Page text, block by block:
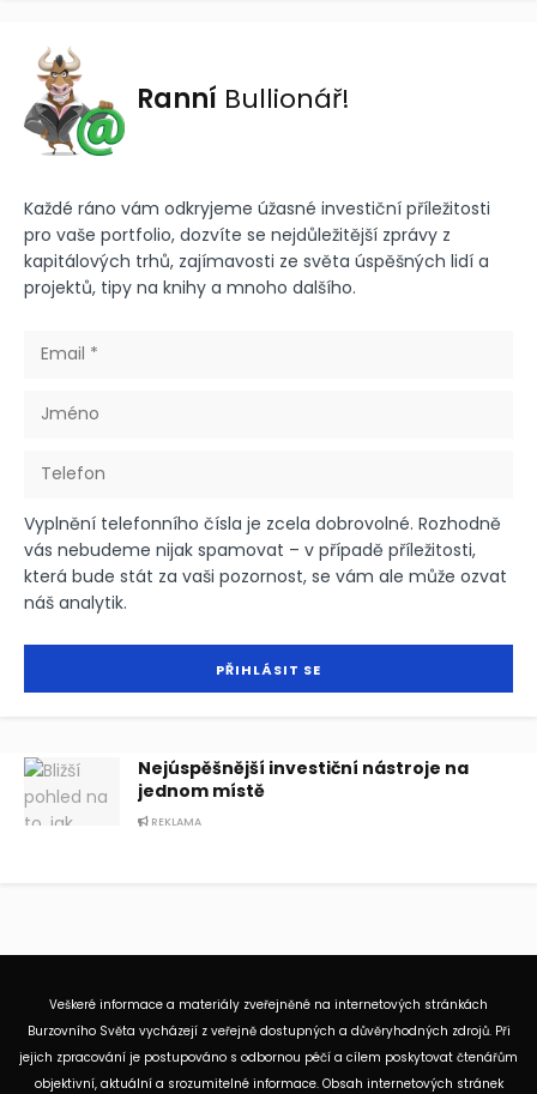
Ranní Bullionář!
Každé ráno vám odkryjeme úžasné investiční příležitosti
pro vaše portfolio, dozvíte se nejdůležitější zprávy z
kapitálových trhů, zajímavosti ze světa úspěšných lidí a
projektů, tipy na knihy a mnoho dalšího.
Vyplnění telefonního čísla je zcela dobrovolné. Rozhodně
vás nebudeme nijak spamovat – v případě příležitosti,
která bude stát za vaši pozornost, se vám ale může ozvat
náš analytik.
Nejúspěšnější investiční nástroje na
jednom místě
REKLAMA
Veškeré informace a materiály zveřejněné na internetových stránkách
Burzovního Světa vycházejí z veřejně dostupných a důvěryhodných zdrojů. Při
jejich zpracování je postupováno s odbornou péčí a cílem poskytovat čtenářům
objektivní, aktuální a srozumitelné informace. Obsah internetových stránek